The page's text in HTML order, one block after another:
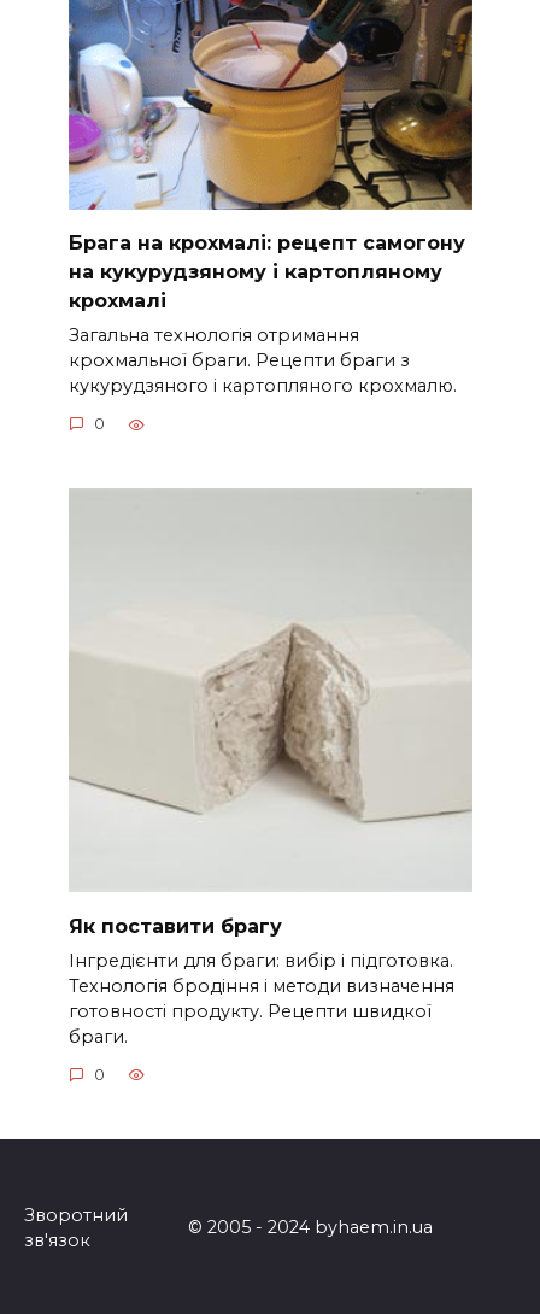
Брага на крохмалі: рецепт самогону
на кукурудзяному і картопляному
крохмалі
Загальна технологія отримання
крохмальної браги. Рецепти браги з
кукурудзяного і картопляного крохмалю.
0
Як поставити брагу
Інгредієнти для браги: вибір і підготовка.
Технологія бродіння і методи визначення
готовності продукту. Рецепти швидкої
браги.
0
Зворотний
зв'язок
© 2005 - 2024 byhaem.in.ua